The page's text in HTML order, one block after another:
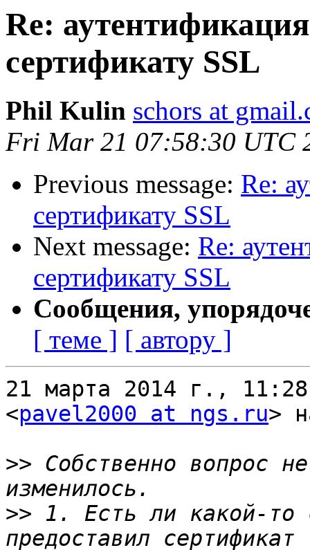
Re:
сертификату SSL
Phil Kulin schors at
Fri Mar 21 07:58:30 UTC
Previous message: Re:
сертификату SSL
Next message: Re:
сертификату SSL
Сообщения,
[ теме ] [ автору ]
21 марта 2014 г.,
<pavel2000 at ngs.ru>
>> Собственно вопрос
>> 1. Есть ли какой-то